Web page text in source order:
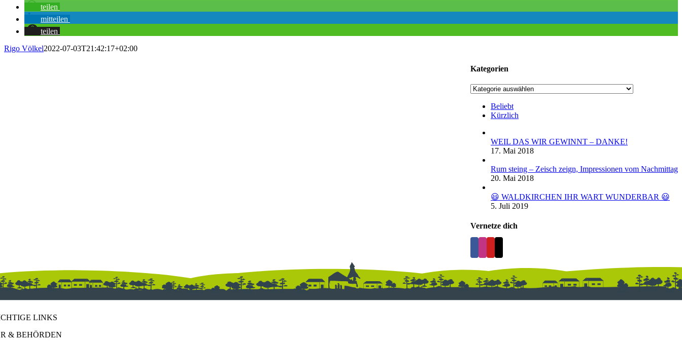
teilen
mitteilen
teilen
Rigo Völkel2022-07-03T21:42:17+02:00
Kategorien
Kategorien
Beliebt
Kürzlich
WEIL DAS WIR GEWINNT – DANKE!
17. Mai 2018
Rum steing – Zeisch zeign, Impressionen vom Nachmittag
20. Mai 2018
😃 WALDKIRCHEN IHR WART WUNDERBAR 😃
5. Juli 2019
Vernetze dich
LINKS
& BEHÖRDEN